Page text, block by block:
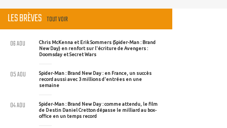
LES BRÈVES TOUT VOIR
Chris McKenna et Erik Sommers (Spider-Man : Brand
New Day) en renfort sur l'écriture de Avengers :
Doomsday et Secret Wars
06 AOU
Spider-Man : Brand New Day : en France, un succès
record aussi avec 3 millions d'entrées en une
semaine
05 AOU
Spider-Man : Brand New Day : comme attendu, le film
de Destin Daniel Cretton dépasse le milliard au box-
office en un temps record
04 AOU